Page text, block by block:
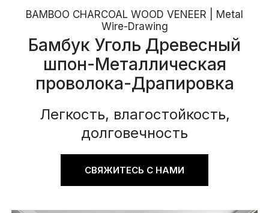
BAMBOO CHARCOAL WOOD VENEER | Metal
Wire-Drawing
Бамбук Уголь Древесный
шпон-Металлическая
проволока-Драпировка
Легкость, влагостойкость,
долговечность
СВЯЖИТЕСЬ С НАМИ